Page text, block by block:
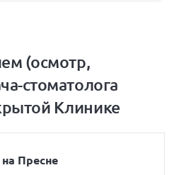
(осмотр,
стоматолога
Клинике
Пресне